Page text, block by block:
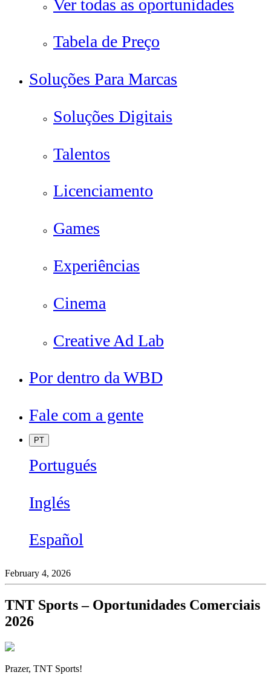
Ver todas as oportunidades
Tabela de Preço
Soluções Para Marcas
Soluções Digitais
Talentos
Licenciamento
Games
Experiências
Cinema
Creative Ad Lab
Por dentro da WBD
Fale com a gente
PT
Portugués
Inglés
Español
February 4, 2026
TNT Sports – Oportunidades Comerciais
2026
Prazer, TNT Sports!